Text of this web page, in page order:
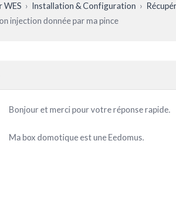
WES › Installation & Configuration ›
injection donnée par ma pince
Bonjour et merci pour votre réponse rapide.
Ma box domotique est une Eedomus.